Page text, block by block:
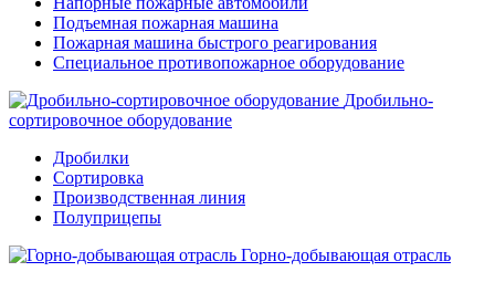
Подъемная пожарная машина
Пожарная машина быстрого реагирования
Специальное противопожарное оборудование
Дробильно-
сортировочное оборудование
Дробилки
Сортировка
Производственная линия
Полуприцепы
Горно-добывающая отрасль